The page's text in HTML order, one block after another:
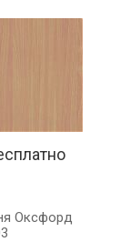
Оксфорд